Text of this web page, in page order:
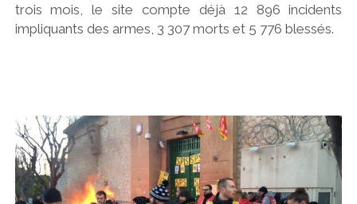
trois mois, le site compte déjà 12 896 incidents
impliquants des armes, 3 307 morts et 5 776 blessés.